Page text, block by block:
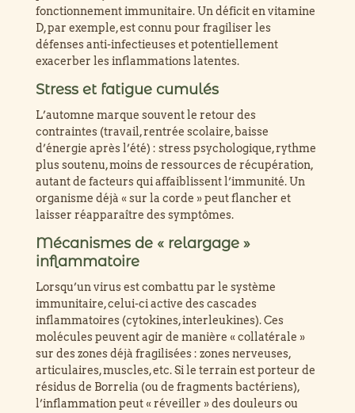
fonctionnement immunitaire. Un déficit en vitamine
D, par exemple, est connu pour fragiliser les
défenses anti-infectieuses et potentiellement
exacerber les inflammations latentes.
Stress et fatigue cumulés
L’automne marque souvent le retour des
contraintes (travail, rentrée scolaire, baisse
d’énergie après l’été) : stress psychologique, rythme
plus soutenu, moins de ressources de récupération,
autant de facteurs qui affaiblissent l’immunité. Un
organisme déjà « sur la corde » peut flancher et
laisser réapparaître des symptômes.
Mécanismes de « relargage »
inflammatoire
Lorsqu’un virus est combattu par le système
immunitaire, celui-ci active des cascades
inflammatoires (cytokines, interleukines). Ces
molécules peuvent agir de manière « collatérale »
sur des zones déjà fragilisées : zones nerveuses,
articulaires, muscles, etc. Si le terrain est porteur de
résidus de Borrelia (ou de fragments bactériens),
l’inflammation peut « réveiller » des douleurs ou